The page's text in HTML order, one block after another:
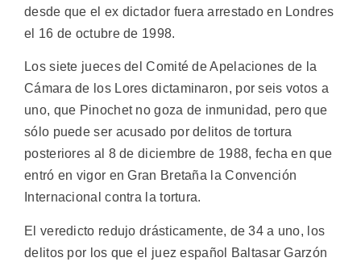
desde que el ex dictador fuera arrestado en Londres
el 16 de octubre de 1998.
Los siete jueces del Comité de Apelaciones de la
Cámara de los Lores dictaminaron, por seis votos a
uno, que Pinochet no goza de inmunidad, pero que
sólo puede ser acusado por delitos de tortura
posteriores al 8 de diciembre de 1988, fecha en que
entró en vigor en Gran Bretaña la Convención
Internacional contra la tortura.
El veredicto redujo drásticamente, de 34 a uno, los
delitos por los que el juez español Baltasar Garzón